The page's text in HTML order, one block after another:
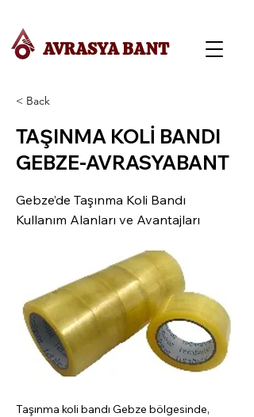
AVRASYA BANT
< Back
TAŞINMA KOLİ BANDI
GEBZE-AVRASYABANT
Gebze’de Taşınma Koli Bandı
Kullanım Alanları ve Avantajları
Taşınma koli bandı Gebze bölgesinde,